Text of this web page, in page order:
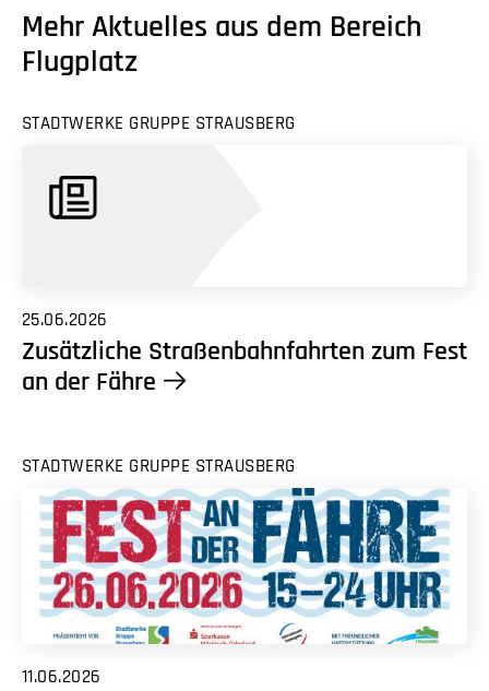
Mehr Aktuelles aus dem Bereich
Flugplatz
STADTWERKE GRUPPE STRAUSBERG
25.06.2026
Zusätzliche Straßenbahnfahrten zum Fest
an der Fähre
STADTWERKE GRUPPE STRAUSBERG
11.06.2026